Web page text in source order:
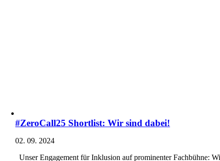
#ZeroCall25 Shortlist: Wir sind dabei!
02. 09. 2024
Unser Engagement für Inklusion auf prominenter Fachbühne: